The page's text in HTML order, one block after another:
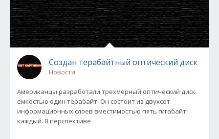
Создан терабайтный оптический диск
Новости
Американцы разработали трехмерный оптический диск
емкостью один терабайт. Он состоит из двухсот
информационных слоев вместимостью пять гигабайт
каждый. В перспективе